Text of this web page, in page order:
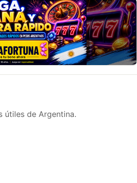
útiles de Argentina.